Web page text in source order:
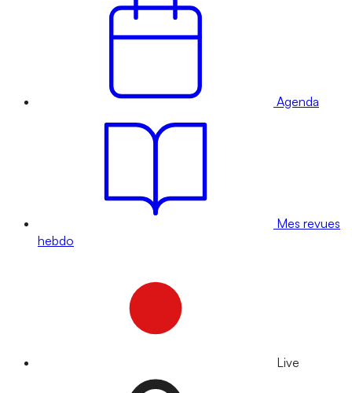
Agenda
Mes revues
hebdo
Live